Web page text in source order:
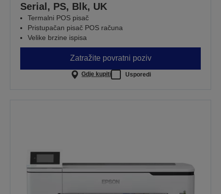
Serial, PS, Blk, UK
Termalni POS pisač
Pristupačan pisač POS računa
Velike brzine ispisa
Zatražite povratni poziv
Gdje kupiti Usporedi